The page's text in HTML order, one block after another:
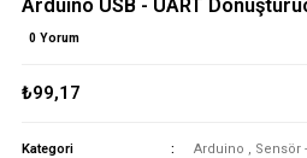
Arduino USB - UART
0 Yorum
₺99,17
Kategori Arduino , Sensör